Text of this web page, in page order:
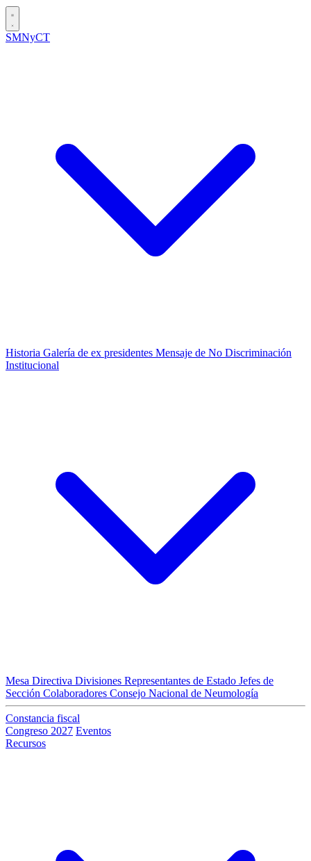
SMNyCT
Historia Galería de ex presidentes Mensaje de No Discriminación
Institucional
Mesa Directiva Divisiones Representantes de Estado Jefes de
Sección Colaboradores Consejo Nacional de Neumología
Constancia fiscal
Congreso 2027 Eventos
Recursos